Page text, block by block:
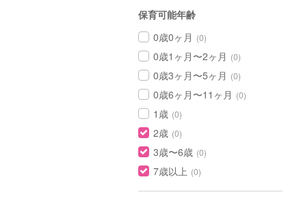
保育可能年齢
0歳0ヶ月 (0)
0歳1ヶ月〜2ヶ月 (0)
0歳3ヶ月〜5ヶ月 (0)
0歳6ヶ月〜11ヶ月 (0)
1歳 (0)
2歳 (0)
3歳〜6歳 (0)
7歳以上 (0)